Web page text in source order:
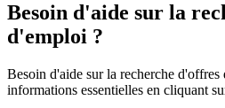
Besoin d'aide sur la
d'emploi ?
Besoin d'aide sur la recherche d'offres
informations essentielles en cliquant